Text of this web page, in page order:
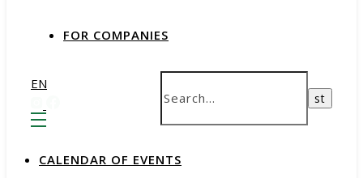
FOR COMPANIES
EN
СALENDAR OF EVENTS